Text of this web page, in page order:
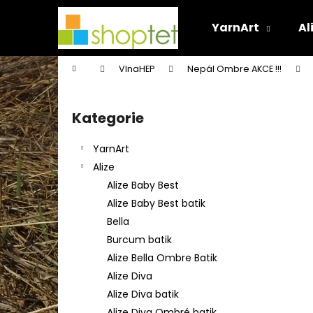
YarnArt
Domů VlnaHEP Nepál Ombre AKCE !!!
P
o
s
t
r
a
n
n
í
p
a
n
Přeskočit
kategorie
Kategorie
YarnArt
Alize
Alize Baby Best
Alize Baby Best batik
Bella
Burcum batik
Alize Bella Ombre Batik
Alize Diva
Alize Diva batik
í
k
Zpět
do
obchodu
Zpět
do
obchodu